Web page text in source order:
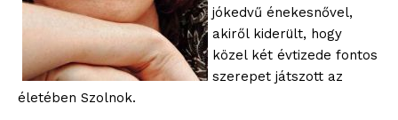
jókedvű énekesnővel,
akiről kiderült, hogy
közel két évtizede fontos
szerepet játszott az
életében Szolnok.